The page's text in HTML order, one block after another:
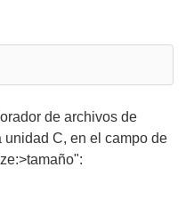
de archivos de
C, en el campo de